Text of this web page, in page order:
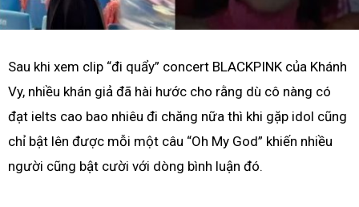
Sau khi xem clip “đi quẩy” concert BLACKPINK của Khánh
Vy, nhiều khán giả đã hài hước cho rằng dù cô nàng có
đạt ielts cao bao nhiêu đi chăng nữa thì khi gặp idol cũng
chỉ bật lên được mỗi một câu “Oh My God” khiến nhiều
người cũng bật cười với dòng bình luận đó.